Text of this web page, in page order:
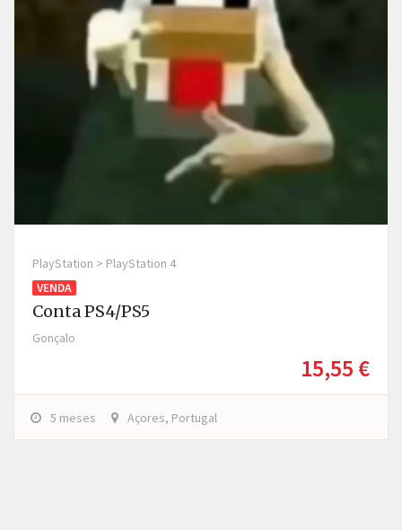
PlayStation > PlayStation 4
VENDA
Conta PS4/PS5
Gonçalo
15,55 €
5 meses Açores, Portugal